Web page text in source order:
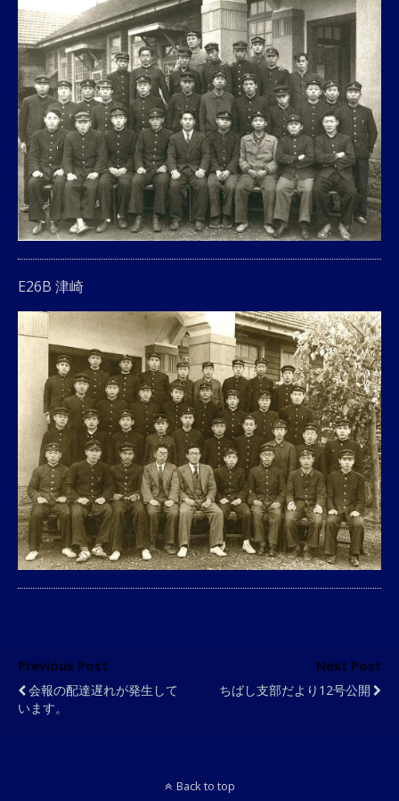
E26B 津崎
Previous Post
会報の配達遅れが発生して
います。
Next Post
ちばし支部だより12号公開
Back to top